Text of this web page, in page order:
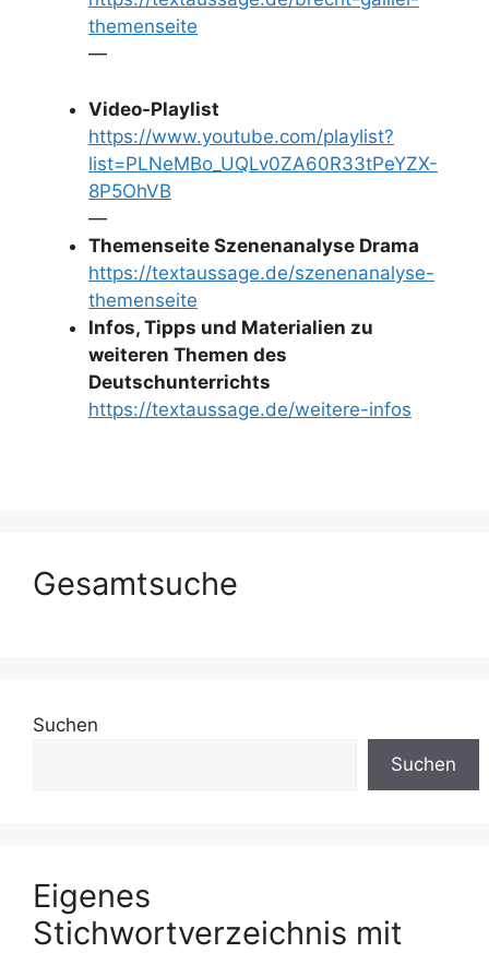
themenseite
—
Video-Playlist
https://www.youtube.com/playlist?
list=PLNeMBo_UQLv0ZA60R33tPeYZX-
8P5OhVB
—
Themenseite Szenenanalyse Drama
https://textaussage.de/szenenanalyse-
themenseite
Infos, Tipps und Materialien zu
weiteren Themen des
Deutschunterrichts
https://textaussage.de/weitere-infos
Gesamtsuche
Suchen
Suchen
Eigenes
Stichwortverzeichnis mit